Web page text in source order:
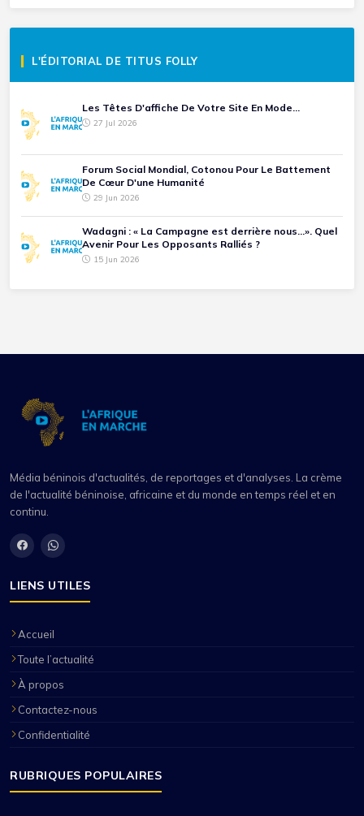
L'ÉDITORIAL DE TITUS FOLLY
Les Têtes D'affiche De Votre Site En Mode...
27 Jul 2026
Forum Social Mondial, Cotonou Pour Le Battement
De Cœur D'une Humanité
29 Jun 2026
Wadagni : « La Campagne est derrière nous...». Quel
Avenir Pour Les Opposants Ralliés ?
15 Jun 2026
Média béninois d'actualités, de reportages et d'analyses. La crème
de l'actualité béninoise, africaine et du monde en temps réel et en
continu.
LIENS UTILES
Accueil
Toute l’actualité
À propos
Contactez-nous
Confidentialité
RUBRIQUES POPULAIRES